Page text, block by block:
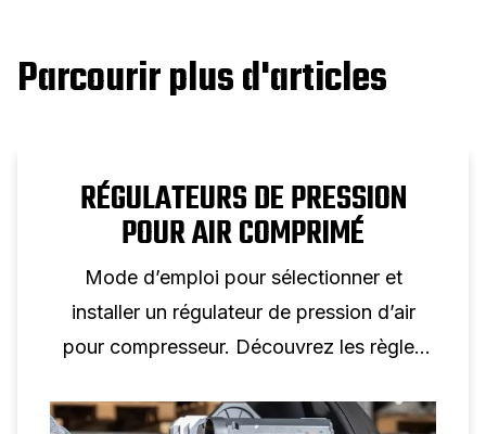
Parcourir plus d'articles
RÉGULATEURS DE PRESSION
POUR AIR COMPRIMÉ
Mode d’emploi pour sélectionner et
installer un régulateur de pression d’air
pour compresseur. Découvrez les règles
manomètres et des conseils d’installation